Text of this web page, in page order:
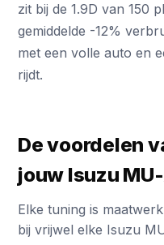
zit bij de 1.9D van 150
gemiddelde -12%
met een volle auto en
rijdt.
De voordelen
jouw Isuzu
Elke tuning is
bij vrijwel elke Isuzu